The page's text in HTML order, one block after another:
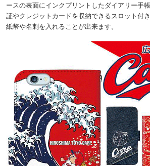
ースの表面にインクプリントしたダイアリー手
証やクレジットカードを収納できるスロット付
紙幣や名刺を入れることが出来ます。